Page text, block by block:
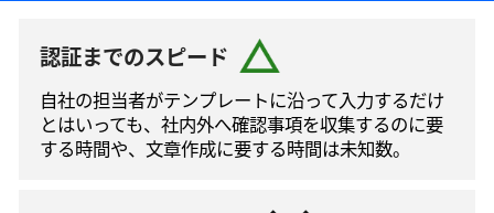
認証までのスピード
自社の担当者がテンプレートに沿って⼊⼒するだけ
とはいっても、社内外へ確認事項を収集するのに要
する時間や、文章作成に要する時間は未知数。